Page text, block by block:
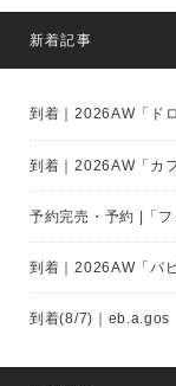
新着記事
到着｜2026AW「ド
到着｜2026AW「カ
予約完売・予約 |「フ
到着｜2026AW「パ
到着(8/7)｜eb.a.gos